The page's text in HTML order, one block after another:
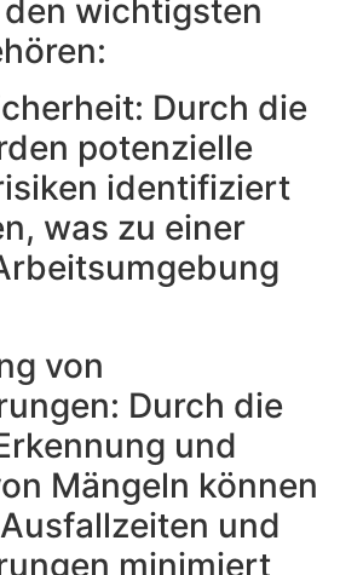
wichtigsten
Durch die
potenzielle
identifiziert
was zu einer
von
Durch die
und
Mängeln können
und
minimiert